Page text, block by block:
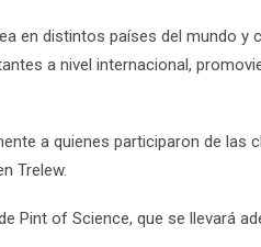
en distintos países del mundo
a nivel internacional,
a quienes participaron de las
Trelew.
Pint of Science, que se llevará